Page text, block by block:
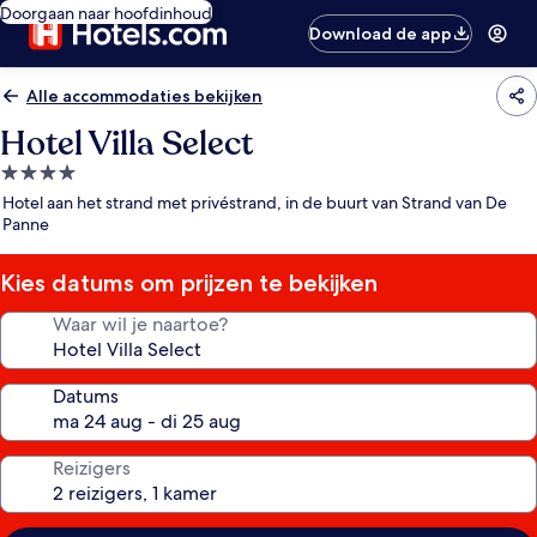
Doorgaan naar hoofdinhoud
Download de app
Alle accommodaties bekijken
Hotel Villa Select
4.0-
sterrenaccommodatie
Hotel aan het strand met privéstrand, in de buurt van Strand van De
Panne
Kies datums om prijzen te bekijken
Waar wil je naartoe?
Datums
Reizigers